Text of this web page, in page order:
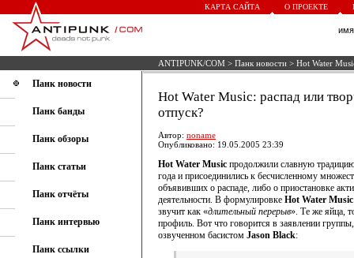
КАРТА САЙТА О ПРОЕКТЕ
ANTIPUNK/COM > Панк новости > Hot Water
Панк новости
Панк банды
Панк обзоры
Панк статьи
Панк отчёты
Панк интервью
Панк ссылки
Hot Water Music: распад или
отпуск?
Автор: noname
Опубликовано: 19.05.2005 23:39
Hot Water Music продолжили славную
года и присоединились к бесчисленному
объявивших о распаде, либо о приостановке
деятельности. В формулировке Hot Water Music
звучит как «длительный перерыв». Те же яйца,
профиль. Вот что говорится в заявлении группы,
озвученном басистом Jason Black: